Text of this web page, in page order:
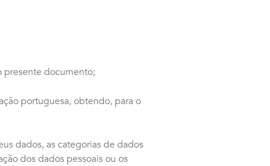
presente documento;
portuguesa, obtendo, para o
dados, as categorias de dados
dos dados pessoais ou os